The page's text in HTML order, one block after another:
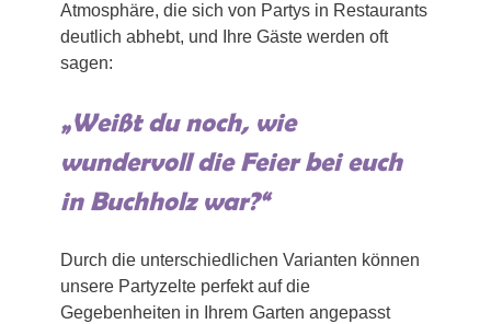
Atmosphäre, die sich von Partys in Restaurants
deutlich abhebt, und Ihre Gäste werden oft
sagen:
„Weißt du noch, wie
wundervoll die Feier bei euch
in Buchholz war?“
Durch die unterschiedlichen Varianten können
unsere Partyzelte perfekt auf die
Gegebenheiten in Ihrem Garten angepasst